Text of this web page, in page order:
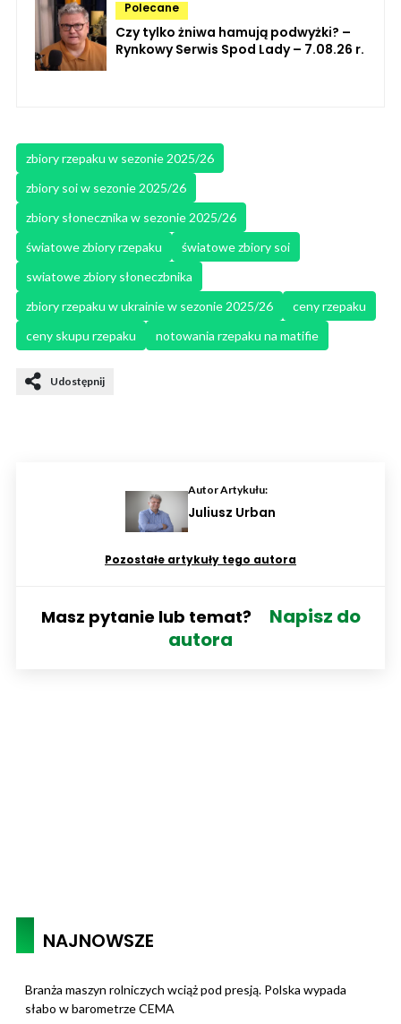
Polecane
Czy tylko żniwa hamują podwyżki? –
Rynkowy Serwis Spod Lady – 7.08.26 r.
zbiory rzepaku w sezonie 2025/26
zbiory soi w sezonie 2025/26
zbiory słonecznika w sezonie 2025/26
światowe zbiory rzepaku
światowe zbiory soi
swiatowe zbiory słoneczbnika
zbiory rzepaku w ukrainie w sezonie 2025/26
ceny rzepaku
ceny skupu rzepaku
notowania rzepaku na matifie
Udostępnij
Autor Artykułu:
Juliusz Urban
Pozostałe artykuły tego autora
Masz pytanie lub temat?
Napisz do
autora
NAJNOWSZE
Branża maszyn rolniczych wciąż pod presją. Polska wypada
słabo w barometrze CEMA